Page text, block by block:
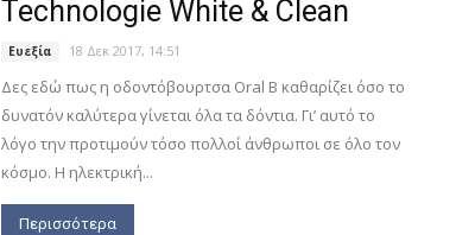
Technologie White & Clean
Ευεξία 18 Δεκ 2017, 14:51
Δες εδώ πως η οδοντόβουρτσα Oral B καθαρίζει όσο το
δυνατόν καλύτερα γίνεται όλα τα δόντια. Γι’ αυτό το
λόγο την προτιμούν τόσο πολλοί άνθρωποι σε όλο τον
κόσμο. Η ηλεκτρική...
Περισσότερα